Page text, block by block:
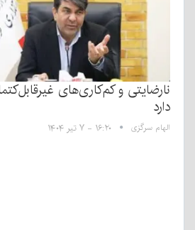
نارضایتی و کم‌کاری‌های
دارد
الهام سرگزی ۱۶:۲۰ - ۷ تیر ۱۴۰۴